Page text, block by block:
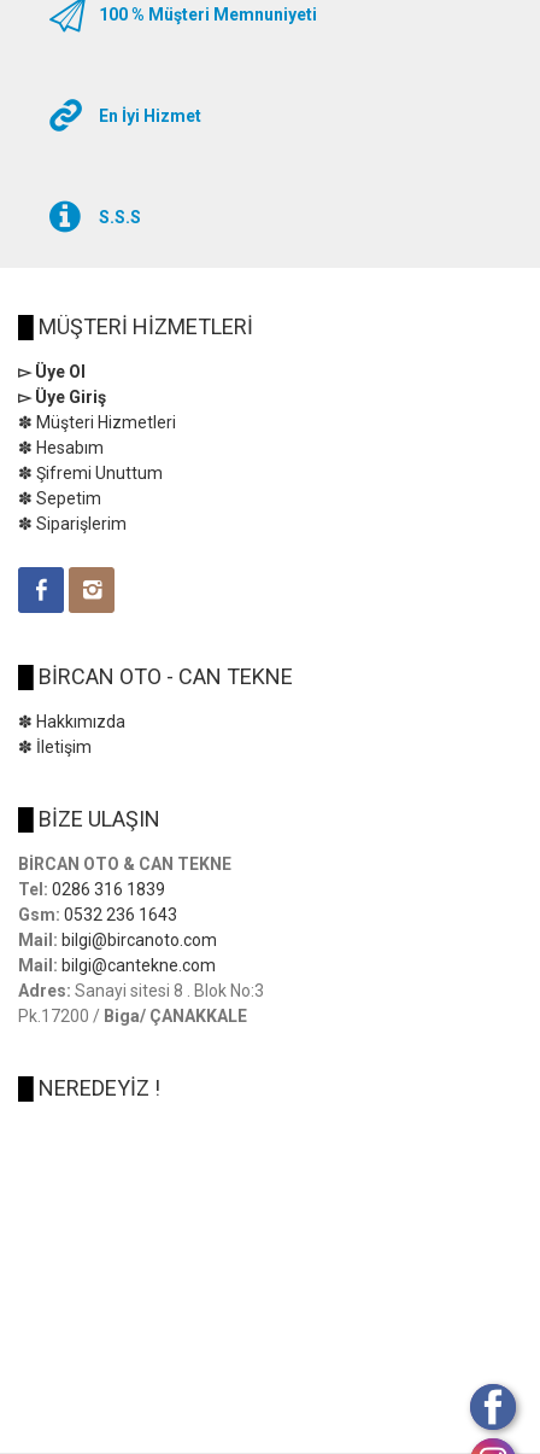
100 % Müşteri Memnuniyeti
En İyi Hizmet
S.S.S
MÜŞTERİ HİZMETLERİ
▻ Üye Ol
▻ Üye Giriş
✽ Müşteri Hizmetleri
✽ Hesabım
✽ Şifremi Unuttum
✽ Sepetim
✽ Siparişlerim
BİRCAN OTO - CAN TEKNE
✽ Hakkımızda
✽ İletişim
BİZE ULAŞIN
BİRCAN OTO & CAN TEKNE
Tel: 0286 316 1839
Gsm: 0532 236 1643
Mail: bilgi@bircanoto.com
Mail: bilgi@cantekne.com
Adres: Sanayi sitesi 8 . Blok No:3
Pk.17200 / Biga/ ÇANAKKALE
NEREDEYİZ !